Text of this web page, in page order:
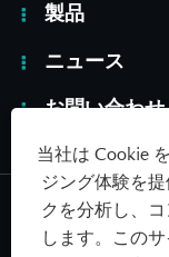
製品
ニュース
お問い合わせ
Links | Sitemap
当社は Cookie
ジング体験を
クを分析し、
します。この